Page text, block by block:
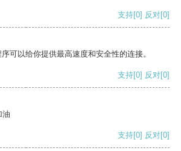
支持[0] 反对[0]
可以给你提供最高速度和安全性的连接。
支持[0] 反对[0]
油
支持[0] 反对[0]